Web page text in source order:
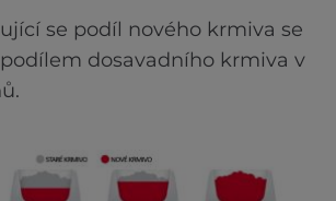
se podíl nového krmiva se
dosavadního krmiva v